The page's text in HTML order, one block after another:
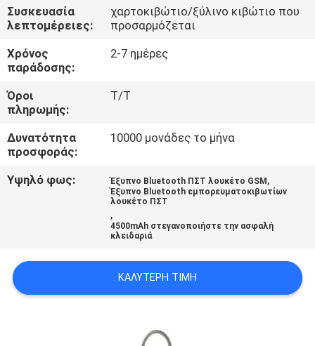
ΜΑΣ
ΕΛΆΤΕ
ΣΕ
ΕΠΑΦΉ
ΜΕ
ΖΗΤΉΣΤΕ
ΈΝΑ
ΑΠΌΣΠΑΣΜΑ
PRIVACY
Συσκευασία
λεπτομέρειες:
χαρτοκιβώτιο/ξύλινο κιβώτιο που
προσαρμόζεται
Χρόνος
παράδοσης:
2-7 ημέρες
Όροι
πληρωμής:
T/T
Δυνατότητα
προσφοράς:
10000 μονάδες το μήνα
Υψηλό φως: Έξυπνο Bluetooth ΠΣΤ λουκέτο GSM ,
Έξυπνο Bluetooth εμπορευματοκιβωτίων
λουκέτο ΠΣΤ
,
4500mAh στεγανοποιήστε την ασφαλή
κλειδαριά
ΚΑΛΎΤΕΡΗ ΤΙΜΉ